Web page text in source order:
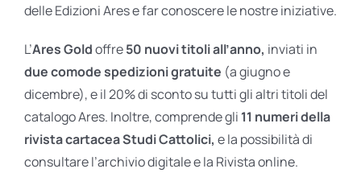
delle Edizioni Ares e far conoscere le nostre iniziative.
L’Ares Goldoffre50 nuovi titoli all’anno, inviati in
due comode spedizioni gratuite (a giugno e
dicembre), e il 20% di sconto su tutti gli altri titoli del
catalogo Ares. Inoltre, comprende gli 11 numeri della
rivista cartacea Studi Cattolici, e la possibilità di
consultare l’archivio digitale e la Rivista online.